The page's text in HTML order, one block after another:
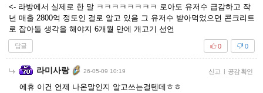
<- 라방에서 실제로 한 말 ㅋㅋㅋㅋㅋㅋㅋㅋ 로아도 유저수 급감하고 작
년 매출 2800억 정도인 걸로 알고 있음 그 유저수 받아먹었으면 콘크리트
로 잡아둘 생각을 해야지 6개월 만에 개고기 선언
답글 0
0
라미사랑 26-05-09 10:19 신고 | 공감 확인
에휴 이건 언제 나온말인지 알고쓰는걸텐데ㅎㅎ